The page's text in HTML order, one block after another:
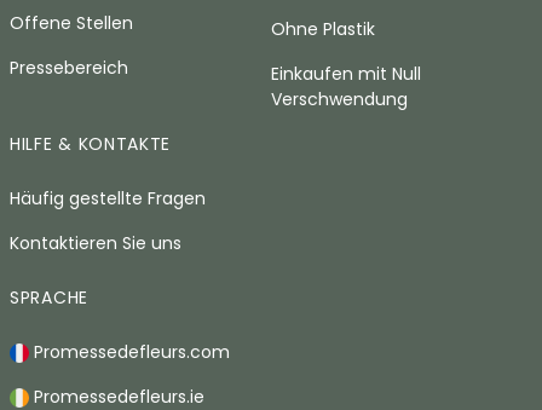
Offene Stellen
Pressebereich
Ohne Plastik
Einkaufen mit Null
Verschwendung
HILFE & KONTAKTE
Häufig gestellte Fragen
Kontaktieren Sie uns
SPRACHE
Promessedefleurs.com
Promessedefleurs.ie